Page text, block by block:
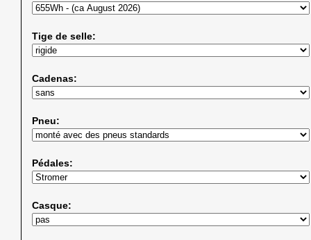
Tige de selle:
Cadenas:
Pneu:
Pédales:
Casque: